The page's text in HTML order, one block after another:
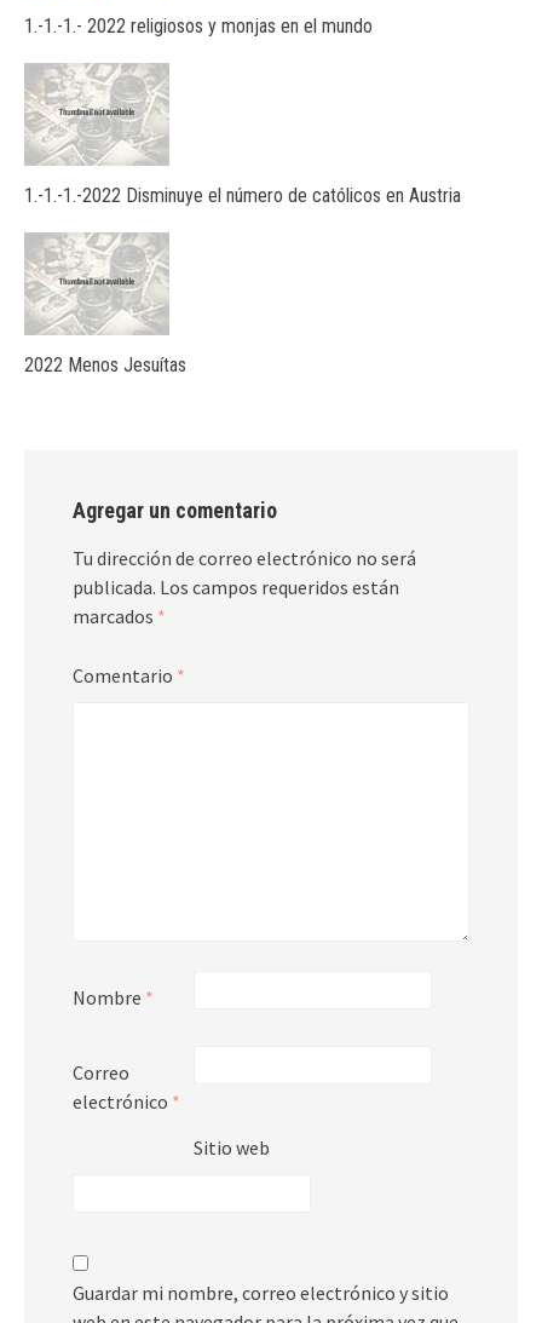
1.-1.-1.- 2022 religiosos y monjas en el mundo
1.-1.-1.-2022 Disminuye el número de católicos en Austria
2022 Menos Jesuítas
Agregar un comentario
Tu dirección de correo electrónico no será
publicada. Los campos requeridos están
marcados *
Comentario *
Nombre *
Correo
electrónico *
Sitio web
Guardar mi nombre, correo electrónico y sitio